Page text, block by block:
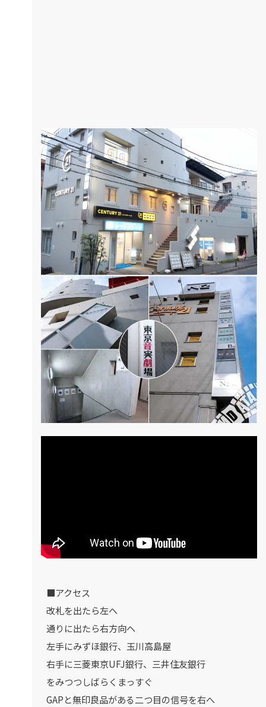
■アクセス
改札を出たら左へ
通りに出たら右方向へ
左手にみずほ銀行、玉川高島屋
右手に三菱東京UFJ銀行、三井住友銀行
をみつつしばらくまっすぐ
GAPと無印良品がある二つ目の信号を右へ